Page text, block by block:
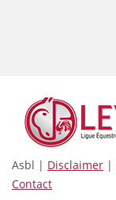
Asbl | Disclaimer |
Contact